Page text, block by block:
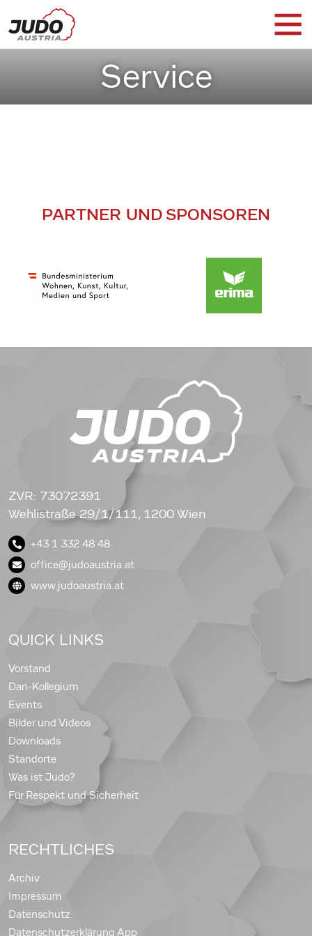
Service
PARTNER UND SPONSOREN
ZVR: 73072391
Wehlistraße 29/1/111, 1200 Wien
+43 1 332 48 48
office@judoaustria.at
www.judoaustria.at
QUICK LINKS
Vorstand
Dan-Kollegium
Events
Bilder und Videos
Downloads
Standorte
Was ist Judo?
Für Respekt und Sicherheit
RECHTLICHES
Archiv
Impressum
Datenschutz
Datenschutzerklärung App